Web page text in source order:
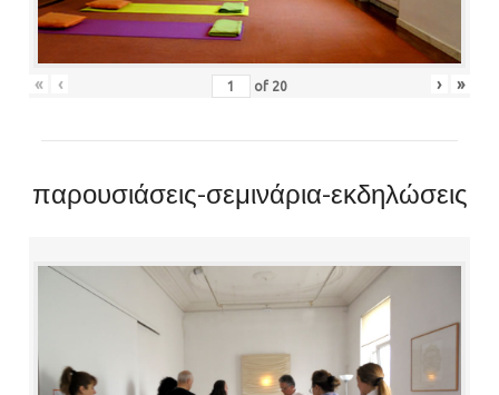
« ‹ of 20 › »
παρουσιάσεις-σεμινάρια-εκδηλώσεις